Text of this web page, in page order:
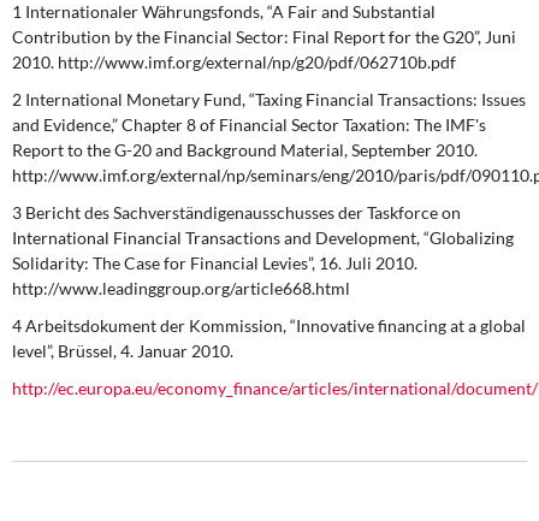
1 Internationaler Währungsfonds, “A Fair and Substantial
Contribution by the Financial Sector: Final Report for the G20”, Juni
2010. http://www.imf.org/external/np/g20/pdf/062710b.pdf
2 International Monetary Fund, “Taxing Financial Transactions: Issues
and Evidence,” Chapter 8 of Finan­cial Sector Taxation: The IMF's
Report to the G-20 and Background Material,September 2010.
http://www.imf.org/external/np/seminars/eng/2010/paris/pdf/
3 Bericht des Sachverständigenausschusses der Taskforce on
International Financial Transactions and De­velopment, “Globalizing
Solidarity: The Case for Financial Levies”, 16. Juli 2010.
http://www.leadinggroup.org/article668.html
4 Arbeitsdokument der Kommission, “Innovative financing at a global
level”, Brüssel, 4. Januar 2010.
http://ec.europa.eu/economy_finance/articles/international/